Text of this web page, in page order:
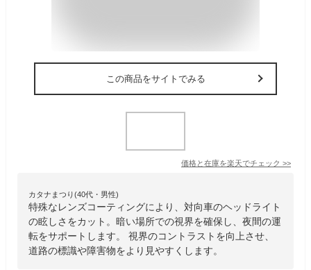
この商品をサイトでみる
価格と在庫を楽天でチェック >>
カタナまつり(40代・男性)
特殊なレンズコーティングにより、対向車のヘッドライト
の眩しさをカット。暗い場所での視界を確保し、夜間の運
転をサポートします。 視界のコントラストを向上させ、
道路の標識や障害物をより見やすくします。